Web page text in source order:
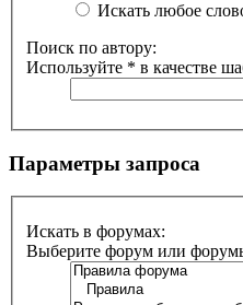
Искать любое
Поиск по автору:
Используйте * в качестве
Параметры запроса
Искать в форумах:
Выберите форум или